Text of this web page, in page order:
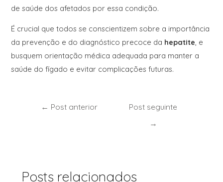
de saúde dos afetados por essa condição.
É crucial que todos se conscientizem sobre a importância
da prevenção e do diagnóstico precoce da hepatite, e
busquem orientação médica adequada para manter a
saúde do fígado e evitar complicações futuras.
← Post anterior
Post seguinte
→
Posts relacionados